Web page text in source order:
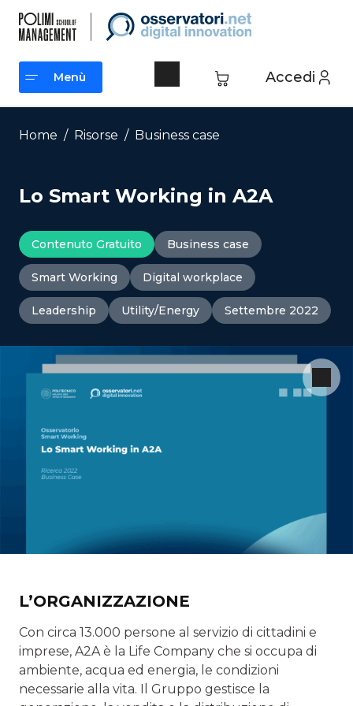
contenuto
Accedi
Menù
Menù
Home / Risorse / Business case
Lo Smart Working in A2A
Contenuto Gratuito Business case
Smart Working Digital workplace
Leadership Utility/Energy Settembre 2022
L’ORGANIZZAZIONE
Con circa 13.000 persone al servizio di cittadini e
imprese, A2A è la Life Company che si occupa di
ambiente, acqua ed energia, le condizioni
necessarie alla vita. Il Gruppo gestisce la